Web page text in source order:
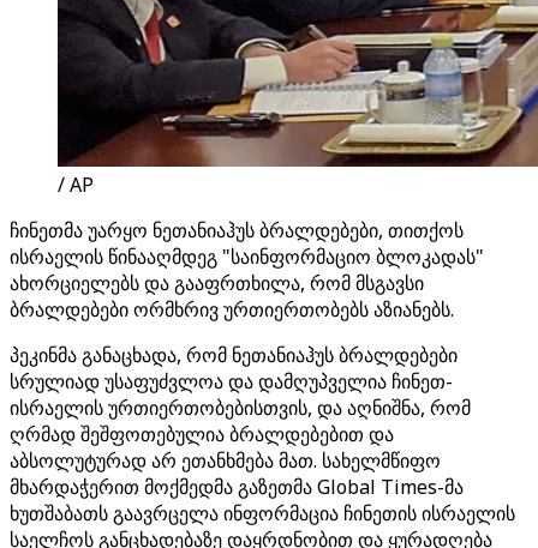
/ AP
ჩინეთმა უარყო ნეთანიაჰუს ბრალდებები, თითქოს
ისრაელის წინააღმდეგ "საინფორმაციო ბლოკადას"
ახორციელებს და გააფრთხილა, რომ მსგავსი
ბრალდებები ორმხრივ ურთიერთობებს აზიანებს.
პეკინმა განაცხადა, რომ ნეთანიაჰუს ბრალდებები
სრულიად უსაფუძვლოა და დამღუპველია ჩინეთ-
ისრაელის ურთიერთობებისთვის, და აღნიშნა, რომ
ღრმად შეშფოთებულია ბრალდებებით და
აბსოლუტურად არ ეთანხმება მათ. სახელმწიფო
მხარდაჭერით მოქმედმა გაზეთმა Global Times-მა
ხუთშაბათს გაავრცელა ინფორმაცია ჩინეთის ისრაელის
საელჩოს განცხადებაზე დაყრდნობით და ყურადღება